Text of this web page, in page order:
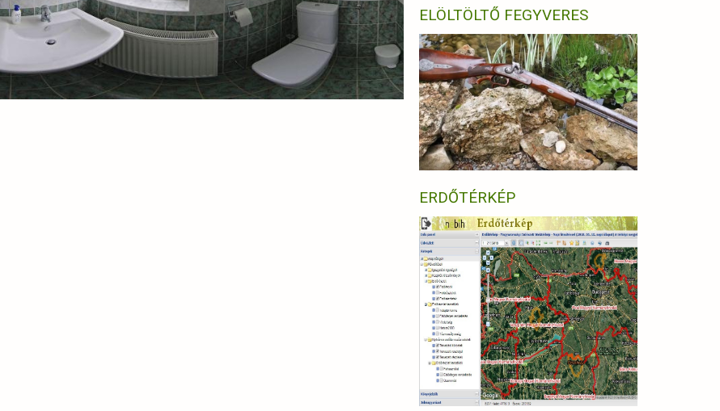
ELÖLTÖLTŐ FEGYVERES
ERDŐTÉRKÉP